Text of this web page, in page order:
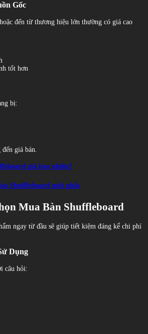
Gốc
đến từ thương hiệu lớn thường có giá cao
tốt hơn
bị:
giá bán.
giá bao nhiêu?
Shuffleboard mới nhất
Mua Bàn Shuffleboard
ngay từ đầu sẽ giúp tiết kiệm đáng kể chi phí
Dụng
câu hỏi: